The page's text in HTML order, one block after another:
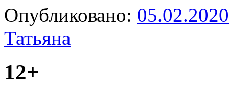
Опубликовано: 05.02.2020
Татьяна
12+